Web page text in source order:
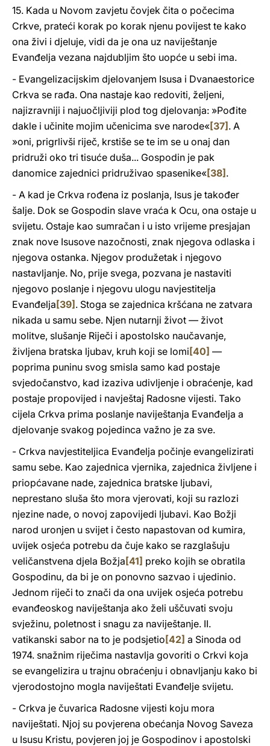
15. Kada u Novom zavjetu čovjek čita o počecima
Crkve, prateći korak po korak njenu povijest te kako
ona živi i djeluje, vidi da je ona uz naviještanje
Evanđelja vezana najdubljim što uopće u sebi ima.
- Evangelizacijskim djelovanjem Isusa i Dvanaestorice
Crkva se rađa. Ona nastaje kao redoviti, željeni,
najizravniji i najuočljiviji plod tog djelovanja: »Pođite
dakle i učinite mojim učenicima sve narode«[37] . A
»oni, prigrlivši riječ, krstiše se te im se u onaj dan
pridruži oko tri tisuće duša... Gospodin je pak
danomice zajednici pridruživao spasenike«[38] .
- A kad je Crkva rođena iz poslanja, Isus je također
šalje. Dok se Gospodin slave vraća k Ocu, ona ostaje u
svijetu. Ostaje kao sumračan i u isto vrijeme presjajan
znak nove Isusove nazočnosti, znak njegova odlaska i
njegova ostanka. Njegov produžetak i njegovo
nastavljanje. No, prije svega, pozvana je nastaviti
njegovo poslanje i njegovu ulogu navjestitelja
Evanđelja [39] . Stoga se zajednica kršćana ne zatvara
nikada u samu sebe. Njen nutarnji život — život
molitve, slušanje Riječi i apostolsko naučavanje,
življena bratska ljubav, kruh koji se lomi [40] —
poprima puninu svog smisla samo kad postaje
svjedočanstvo, kad izaziva udivljenje i obraćenje, kad
postaje propovijed i navještaj Radosne vijesti. Tako
cijela Crkva prima poslanje naviještanja Evanđelja a
djelovanje svakog pojedinca važno je za sve.
- Crkva navjestiteljica Evanđelja počinje evangelizirati
samu sebe. Kao zajednica vjernika, zajednica življene i
priopćavane nade, zajednica bratske ljubavi,
neprestano sluša što mora vjerovati, koji su razlozi
njezine nade, o novoj zapovijedi ljubavi. Kao Božji
narod uronjen u svijet i često napastovan od kumira,
uvijek osjeća potrebu da čuje kako se razglašuju
veličanstvena djela Božja [41] preko kojih se obratila
Gospodinu, da bi je on ponovno sazvao i ujedinio.
Jednom riječi to znači da ona uvijek osjeća potrebu
evanđeoskog naviještanja ako želi uščuvati svoju
svježinu, poletnost i snagu za naviještanje. II.
vatikanski sabor na to je podsjetio [42] a Sinoda od
1974. snažnim riječima nastavlja govoriti o Crkvi koja
se evangelizira u trajnu obraćenju i obnavljanju kako bi
vjerodostojno mogla naviještati Evanđelje svijetu.
- Crkva je čuvarica Radosne vijesti koju mora
naviještati. Njoj su povjerena obećanja Novog Saveza
u Isusu Kristu, povjeren joj je Gospodinov i apostolski